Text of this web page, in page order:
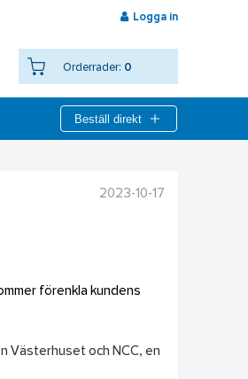
Logga in
Orderrader: 0
Beställ direkt
2023-10-17
förenkla kundens
Västerhuset och NCC, en